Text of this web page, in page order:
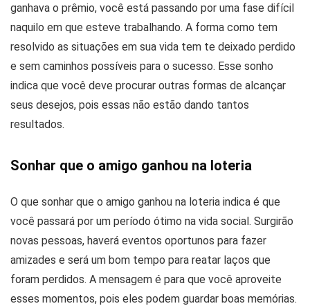
ganhava o prêmio, você está passando por uma fase difícil
naquilo em que esteve trabalhando. A forma como tem
resolvido as situações em sua vida tem te deixado perdido
e sem caminhos possíveis para o sucesso. Esse sonho
indica que você deve procurar outras formas de alcançar
seus desejos, pois essas não estão dando tantos
resultados.
Sonhar que o amigo ganhou na loteria
O que sonhar que o amigo ganhou na loteria indica é que
você passará por um período ótimo na vida social. Surgirão
novas pessoas, haverá eventos oportunos para fazer
amizades e será um bom tempo para reatar laços que
foram perdidos. A mensagem é para que você aproveite
esses momentos, pois eles podem guardar boas memórias.